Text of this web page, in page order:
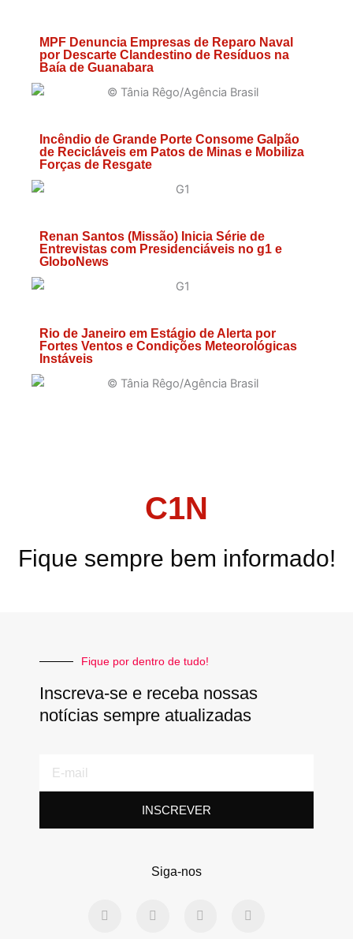
MPF Denuncia Empresas de Reparo Naval
por Descarte Clandestino de Resíduos na
Baía de Guanabara
Incêndio de Grande Porte Consome Galpão
de Recicláveis em Patos de Minas e Mobiliza
Forças de Resgate
Renan Santos (Missão) Inicia Série de
Entrevistas com Presidenciáveis no g1 e
GloboNews
Rio de Janeiro em Estágio de Alerta por
Fortes Ventos e Condições Meteorológicas
Instáveis
C1N
Fique sempre bem informado!
Fique por dentro de tudo!
Inscreva-se e receba nossas
notícias sempre atualizadas
INSCREVER
Siga-nos
a
w
i
o